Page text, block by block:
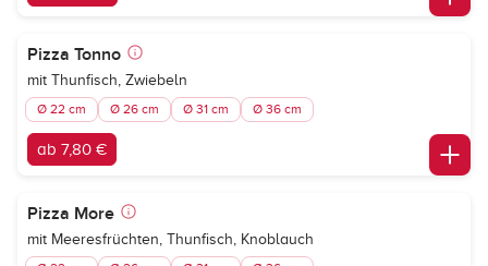
Pizza Tonno
mit Thunfisch, Zwiebeln
Ø 22 cm Ø 26 cm Ø 31 cm Ø 36 cm
ab 7,80 €
Pizza More
mit Meeresfrüchten, Thunfisch, Knoblauch